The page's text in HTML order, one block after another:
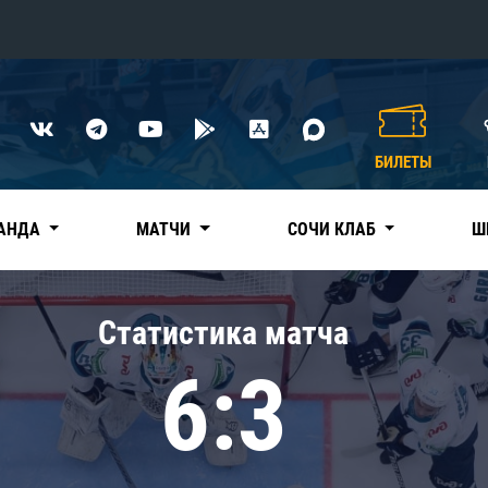
Нефтехимик
Трактор
Дивизион Чернышева
Авангард
Адмирал
КХЛ
БИЛЕТЫ
МАТЧИ СОЧИ КЛАБ
Статистика матча
6:3